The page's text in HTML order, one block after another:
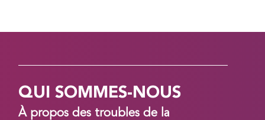
QUI SOMMES-NOUS
À propos des troubles de la